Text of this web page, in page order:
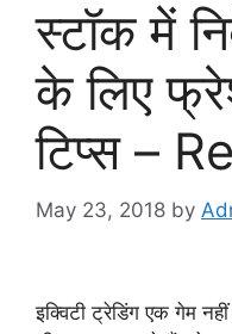
स्टॉक में
के लिए
टिप्स –
May 23, 2018 by
इक्विटी ट्रेडिंग एक गेम